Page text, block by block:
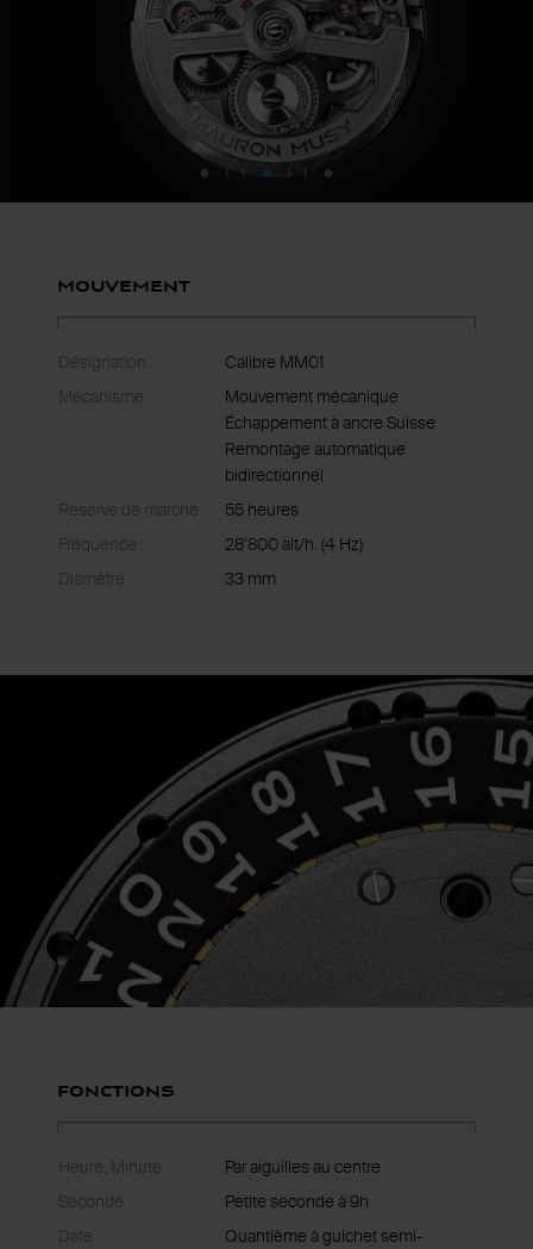
Mouvement
Désignation :
Calibre MM01
Mécanisme :
Mouvement mécanique
Échappement à ancre Suisse
Remontage automatique
bidirectionnel
Réserve de marche :
55 heures
Fréquence :
28’800 alt/h. (4 Hz)
Diamètre :
33 mm
Fonctions
Heure, Minute :
Par aiguilles au centre
Seconde :
Petite seconde à 9h
Date :
Quantième à guichet semi-